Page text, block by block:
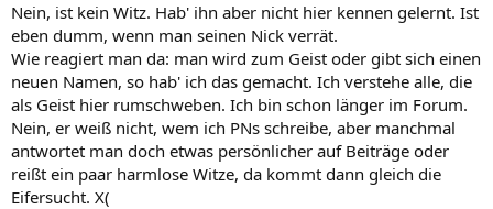
Nein, ist kein Witz. Hab' ihn aber nicht hier kennen gelernt. Ist
eben dumm, wenn man seinen Nick verrät.
Wie reagiert man da: man wird zum Geist oder gibt sich einen
neuen Namen, so hab' ich das gemacht. Ich verstehe alle, die
als Geist hier rumschweben. Ich bin schon länger im Forum.
Nein, er weiß nicht, wem ich PNs schreibe, aber manchmal
antwortet man doch etwas persönlicher auf Beiträge oder
reißt ein paar harmlose Witze, da kommt dann gleich die
Eifersucht. X(